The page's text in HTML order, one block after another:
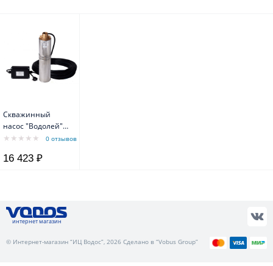
Скважинный
насос "Водолей"
БЦПЭ 0.5-32У,0 отзывов
16 423 ₽
интернет магазин
© Интернет-магазин “ИЦ Водос”, 2026 Сделано в “Vobus Group”